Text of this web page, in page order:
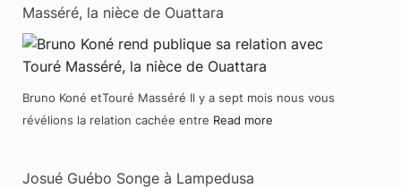
Masséré, la nièce de Ouattara
Bruno Koné etTouré Masséré Il y a sept mois nous vous
révélions la relation cachée entre Read more
Josué Guébo Songe à Lampedusa